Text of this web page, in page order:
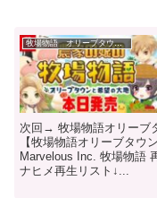
牧場物語 オリーブタウンと希望の大地
次回→ 牧場物語オリーブ
【牧場物語オリーブタ
Marvelous Inc. 牧場物語
ナヒメ再生リスト↓...